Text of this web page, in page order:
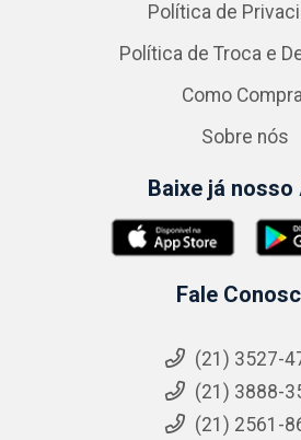
Política de
Política de Troca e
Como
Sobre nós
Baixe já nosso
Fale
(21) 3527-
(21) 3888-
(21) 2561-